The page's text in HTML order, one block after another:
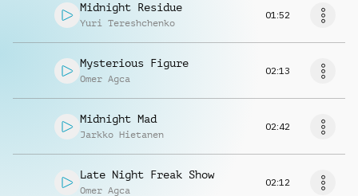
Midnight Residue
Yuri Tereshchenko
01:52
Mysterious Figure
Omer Agca
02:13
Midnight Mad
Jarkko Hietanen
02:42
Late Night Freak Show
Omer Agca
02:12